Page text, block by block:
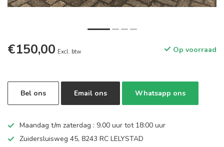
€150,00 Excl. btw Op voorraad
Bel ons Email ons Whatsapp ons
Maandag t/m zaterdag : 9.00 uur tot 18:00 uur
Zuidersluisweg 45, 8243 RC LELYSTAD